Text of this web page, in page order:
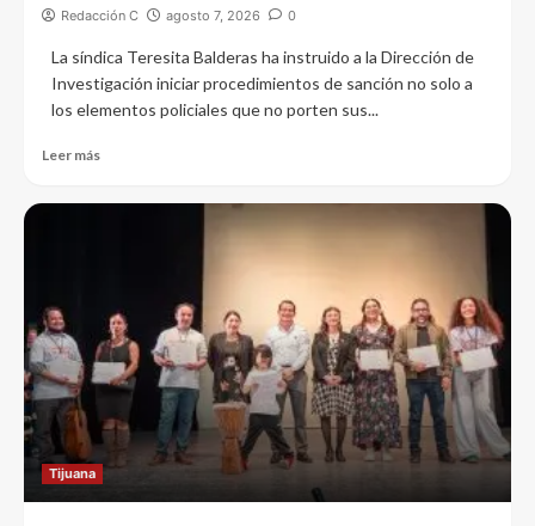
Redacción C agosto 7, 2026 0
La síndica Teresita Balderas ha instruido a la Dirección de
Investigación iniciar procedimientos de sanción no solo a
los elementos policiales que no porten sus...
Leer más
Tijuana